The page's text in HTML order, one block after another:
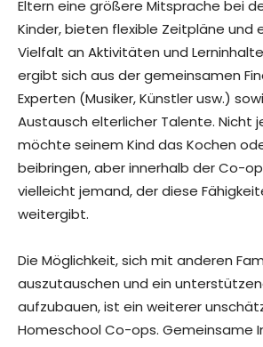
Eltern eine größere Mitsprache bei
Kinder, bieten flexible Zeitpläne und
Vielfalt an Aktivitäten und
ergibt sich aus der gemeinsamen
Experten (Musiker, Künstler usw.)
Austausch elterlicher Talente. Nicht
möchte seinem Kind das Kochen
beibringen, aber innerhalb der Co-
vielleicht jemand, der diese
weitergibt.
Die Möglichkeit, sich mit anderen
auszutauschen und ein
aufzubauen, ist ein weiterer
Homeschool Co-ops. Gemeinsame